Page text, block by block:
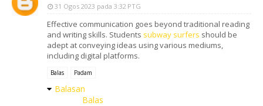
31 Ogos 2023 pada 3:32 PTG
Effective communication goes beyond traditional reading
and writing skills. Students subway surfers should be
adept at conveying ideas using various mediums,
including digital platforms.
Balas Padam
Balasan
Balas